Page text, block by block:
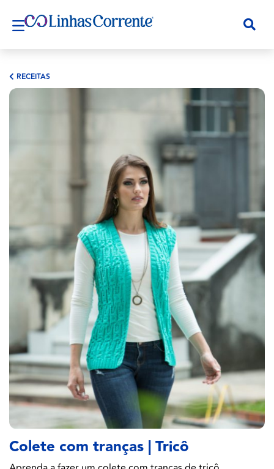
RECEITAS
Colete com tranças | Tricô